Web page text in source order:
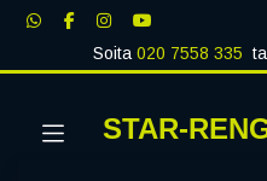
Soita020 7558 335
STAR-